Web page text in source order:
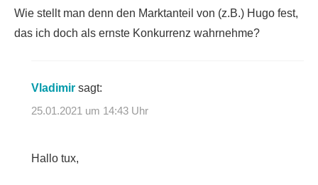
Wie stellt man denn den Marktanteil von (z.B.) Hugo fest,
das ich doch als ernste Konkurrenz wahrnehme?
Vladimir sagt:
25.01.2021 um 14:43 Uhr
Hallo tux,